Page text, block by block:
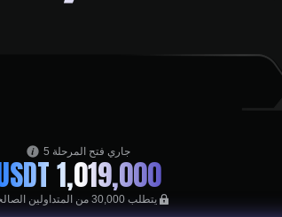
جاري فتح المرحلة 5
⁦1,019,000⁩
يتطلب ⁦30,000⁩ من المتداولين الصالحين